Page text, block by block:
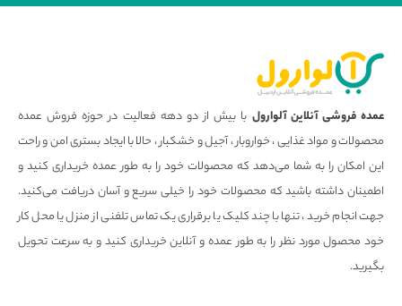
عمده فروشی آنلاین آلوارول با بیش از دو دهه فعالیت در حوزه فروش عمده
محصولات و مواد غذایی ، خواروبار ، آجیل و خشکبار ، حالا با ایجاد بستری امن و راحت
این امکان را به شما می‌دهد که محصولات خود را به طور عمده خریداری کنید و
اطمینان داشته باشید که محصولات خود را خیلی سریع و آسان دریافت می‌کنید.
جهت انجام خرید ، تنها با چند کلیک یا برقراری یک تماس تلفنی از منزل یا محل کار
خود محصول مورد نظر را به طور عمده و آنلاین خریداری کنید و به سرعت تحویل
بگیرید.